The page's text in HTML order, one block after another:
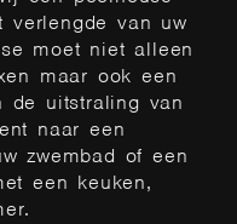
verlengde van uw
moet niet alleen
maar ook een
de uitstraling van
naar een
zwembad of een
een keuken,